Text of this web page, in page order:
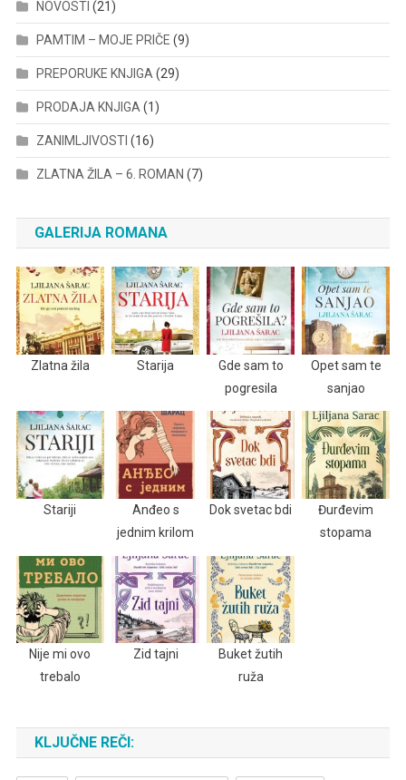
NOVOSTI (21)
PAMTIM – MOJE PRIČE (9)
PREPORUKE KNJIGA (29)
PRODAJA KNJIGA (1)
ZANIMLJIVOSTI (16)
ZLATNA ŽILA – 6. ROMAN (7)
GALERIJA ROMANA
Zlatna žila Starija
Gde sam to
pogresila
Opet sam te
sanjao
Stariji
Anđeo s
jednim krilom
Dok svetac bdi
Đurđevim
stopama
Nije mi ovo
trebalo
Zid tajni
Buket žutih
ruža
KLJUČNE REČI: